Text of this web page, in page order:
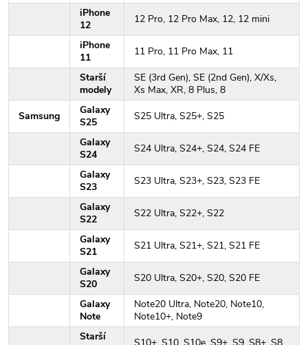
iPhone
12
12 Pro, 12 Pro Max, 12, 12 mini
iPhone
11
11 Pro, 11 Pro Max, 11
Starší
modely
SE (3rd Gen), SE (2nd Gen), X/Xs,
Xs Max, XR, 8 Plus, 8
Samsung
Galaxy
S25
S25 Ultra, S25+, S25
Galaxy
S24
S24 Ultra, S24+, S24, S24 FE
Galaxy
S23
S23 Ultra, S23+, S23, S23 FE
Galaxy
S22
S22 Ultra, S22+, S22
Galaxy
S21
S21 Ultra, S21+, S21, S21 FE
Galaxy
S20
S20 Ultra, S20+, S20, S20 FE
Galaxy
Note
Note20 Ultra, Note20, Note10,
Note10+, Note9
Starší